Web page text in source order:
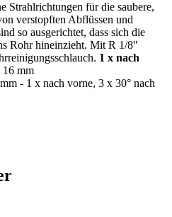
Strahlrichtungen für die saubere,
verstopften Abflüssen und
so ausgerichtet, dass sich die
Rohr hineinzieht. Mit R 1/8"
1 x nach
mm
- 1 x nach vorne, 3 x 30° nach